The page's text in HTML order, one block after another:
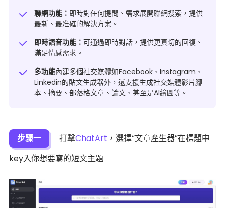
聯網功能： 即時對任何提問、需求展開聯網搜索，提供
最新、最准確的解決方案。
即時語音功能： 可通過即時對話，提供更真切的回復、
滿足情感需求。
多功能內建多個社交媒體如Facebook、Instagram、
Linkedin的貼文生成器外，還支援生成社交媒體影片腳
本、摘要、部落格文章、論文、甚至是AI繪圖等。
步骤一 打擊ChatArt ，選擇“文章產生器”在標題中
key入你想要寫的短文主題